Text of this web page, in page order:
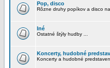
Pop, disco
Rôzne druhy popíkov a disco
Iné
Ostatné štýly hudby ...
Koncerty, hudobné
Koncerty a hudobné